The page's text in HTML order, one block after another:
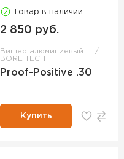
Товар в наличии
2 850 руб.
Вишер алюминиевый
BORE TECH
Proof-Positive .30
Купить